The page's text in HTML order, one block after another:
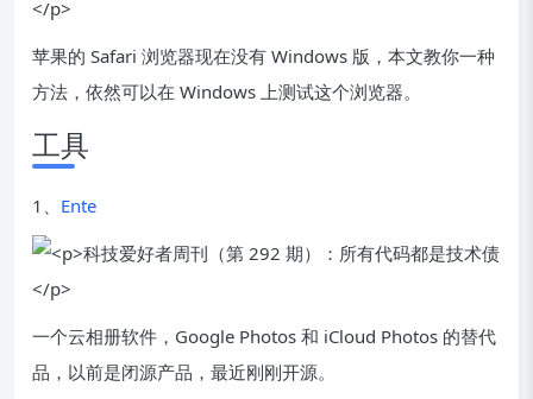
苹果的 Safari 浏览器现在没有 Windows 版，本文教你一种
方法，依然可以在 Windows 上测试这个浏览器。
工具
1、 Ente
一个云相册软件，Google Photos 和 iCloud Photos 的替代
品，以前是闭源产品，最近刚刚开源。